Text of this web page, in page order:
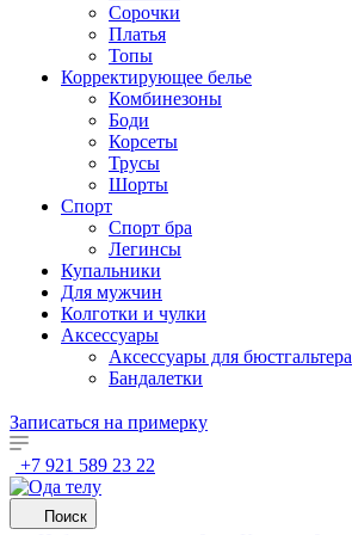
Сорочки
Платья
Топы
Корректирующее белье
Комбинезоны
Боди
Корсеты
Трусы
Шорты
Спорт
Спорт бра
Легинсы
Купальники
Для мужчин
Колготки и чулки
Аксессуары
Аксессуары для бюстгальтера
Бандалетки
Записаться на примерку
+7 921 589 23 22
Поиск